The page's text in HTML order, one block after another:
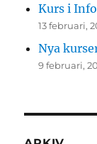
Kurs i
13 februari,
Nya
9 februari,